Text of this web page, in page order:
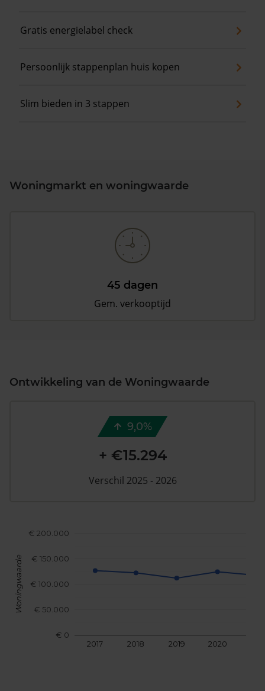
Gratis energielabel check
Persoonlijk stappenplan huis kopen
Slim bieden in 3 stappen
Woningmarkt en woningwaarde
45 dagen
Gem. verkooptijd
Ontwikkeling van de Woningwaarde
2017 2018 2019 2020
€ 0
€ 50.000
€ 100.000
€ 150.000
€ 200.000
Woningwaarde
9,0%
+ €15.294
Verschil 2025 - 2026